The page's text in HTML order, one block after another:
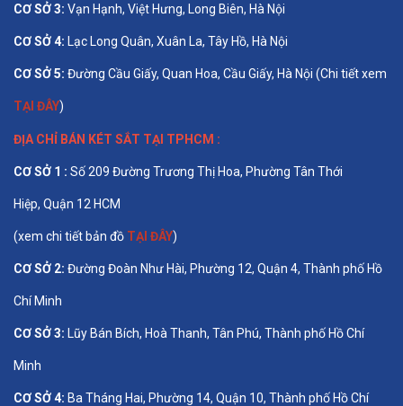
CƠ SỞ 3: Vạn Hạnh, Việt Hưng, Long Biên, Hà Nội
CƠ SỞ 4: Lạc Long Quân, Xuân La, Tây Hồ, Hà Nội
CƠ SỞ 5: Đường Cầu Giấy, Quan Hoa, Cầu Giấy, Hà Nội (Chi tiết xem
TẠI ĐÂY)
ĐỊA CHỈ BÁN KÉT SẮT TẠI TPHCM :
CƠ SỞ 1 : Số 209 Đường Trương Thị Hoa, Phường Tân Thới
Hiệp, Quận 12 HCM
(xem chi tiết bản đồ TẠI ĐÂY)
CƠ SỞ 2: Đường Đoàn Như Hài, Phường 12, Quận 4, Thành phố Hồ
Chí Minh
CƠ SỞ 3: Lũy Bán Bích, Hoà Thanh, Tân Phú, Thành phố Hồ Chí
Minh
CƠ SỞ 4: Ba Tháng Hai, Phường 14, Quận 10, Thành phố Hồ Chí